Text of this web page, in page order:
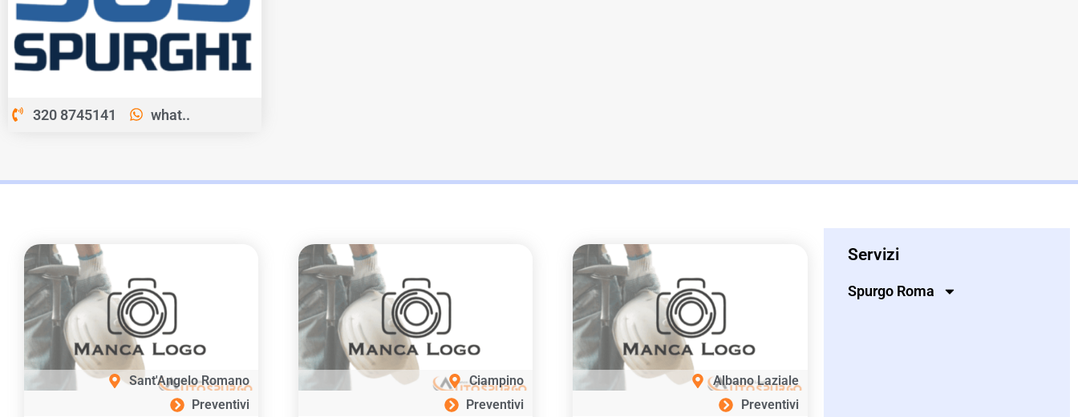
320 8745141 what..
Sant'Angelo Romano
Preventivi
Ciampino
Preventivi
Albano Laziale
Preventivi
Servizi
Spurgo Roma